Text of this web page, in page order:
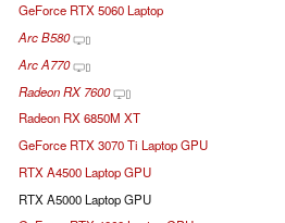
GeForce RTX 5060 Laptop
Arc B580
Arc A770
Radeon RX 7600
Radeon RX 6850M XT
GeForce RTX 3070 Ti Laptop GPU
RTX A4500 Laptop GPU
RTX A5000 Laptop GPU